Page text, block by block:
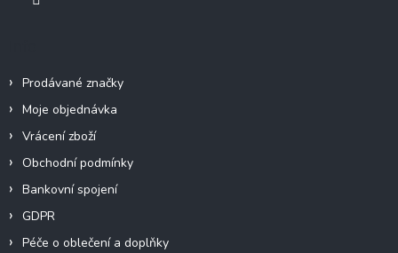
Prodávané značky
Moje objednávka
Vrácení zboží
Obchodní podmínky
Bankovní spojení
GDPR
Péče o oblečení a doplňky